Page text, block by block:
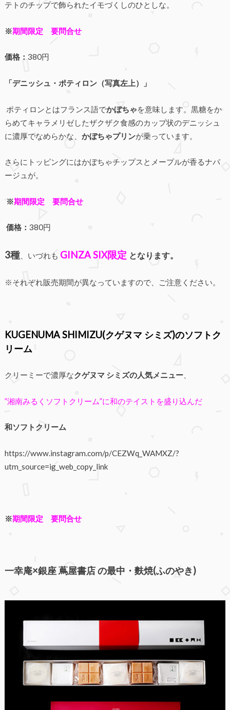
テトのチップで飾られたイモづくしのひとしな。
※期間限定 要問合せ
価格： 380円
「デニッシュ・ポティロン（写真左上）」
ポティロンとはフランス語でかぼちゃを意味します。黒糖をか
らめてキャラメリゼしたザクザク食感のカップ状のデニッシュ
に濃厚でなめらかな、 かぼちゃプリンが乗っています。
さらにトッピングにはかぼちゃチップスとメープルが香るナパ
ージュが。
※期間限定 要問合せ
価格： 380円
3種、いづれも GINZA SIX限定 となります。
※それぞれ販売期間が異なっていますので、ご注意ください。
KUGENUMA SHIMIZU(クゲヌマ シミズ)のソフトク
リーム
クリーミーで濃厚なクゲヌマ シミズの人気メニュー、
”湘南みるくソフトクリーム”に和のテイストを盛り込んだ
和ソフトクリーム
https://www.instagram.com/p/CEZWq_WAMXZ/?
utm_source=ig_web_copy_link
※期間限定 要問合せ
一幸庵×銀座 蔦屋書店 の最中・麩焼(ふのやき)